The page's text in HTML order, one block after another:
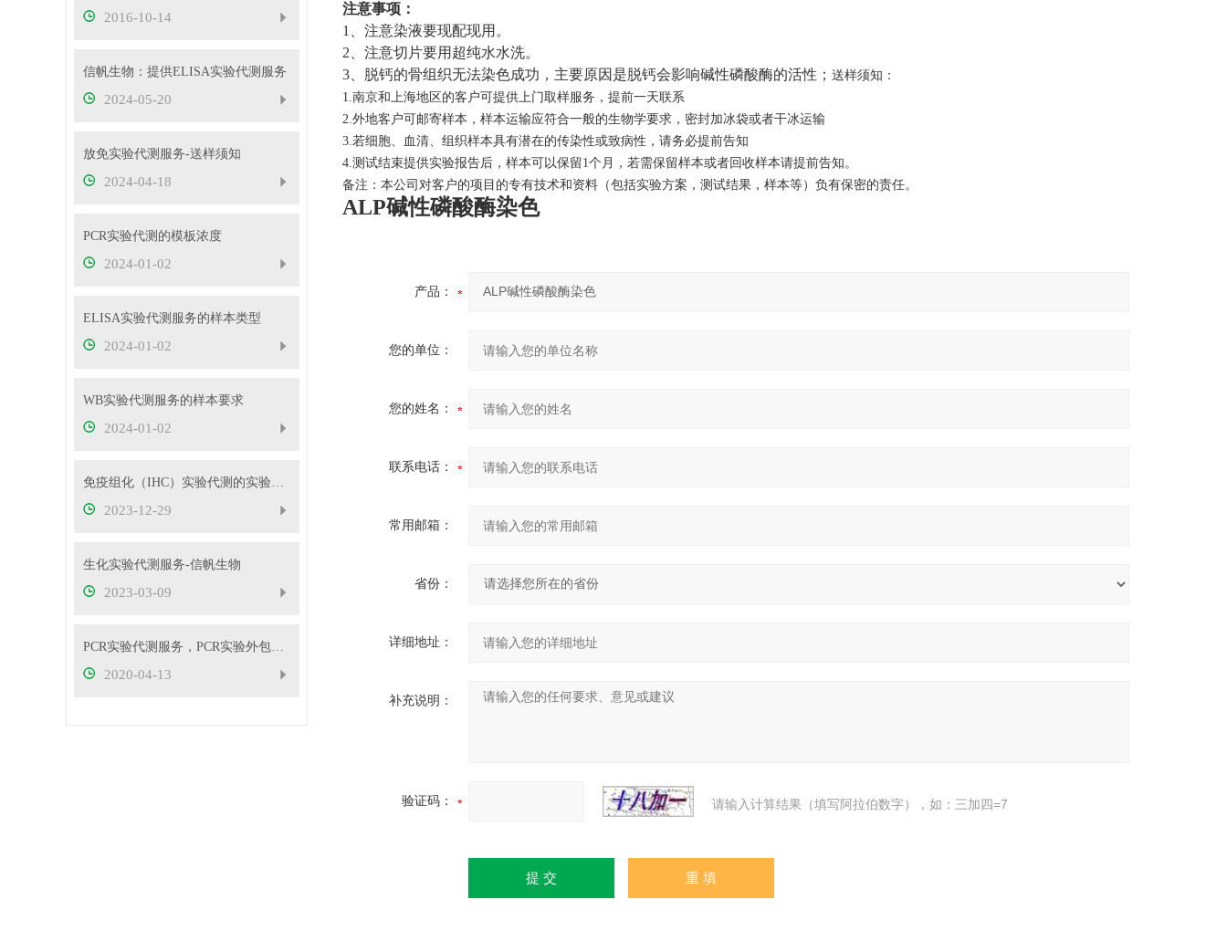
2016-10-14
信帆生物：提供ELISA实验代测服务
2024-05-20
放免实验代测服务-送样须知
2024-04-18
PCR实验代测的模板浓度
2024-01-02
ELISA实验代测服务的样本类型
2024-01-02
WB实验代测服务的样本要求
2024-01-02
免疫组化（IHC）实验代测的实验要求
2023-12-29
生化实验代测服务-信帆生物
2023-03-09
PCR实验代测服务，PCR实验外包服务
2020-04-13
注意事项：
1
、注意染液要现配现用。
2 、注意切片要用超纯水水洗。
3 、脱钙的骨组织无法染色成功，主要原因是脱钙会影响碱性磷酸酶的活性； 送样须知：
1.南京和上海地区的客户可提供上门取样服务，提前一天联系
2.外地客户可邮寄样本，样本运输应符合一般的生物学要求，密封加冰袋或者干冰运输
3.若细胞、血清、组织样本具有潜在的传染性或致病性，请务必提前告知
4.测试结束提供实验报告后，样本可以保留1个月，若需保留样本或者回收样本请提前告知。
备注：本公司对客户的项目的专有技术和资料（包括实验方案，测试结果，样本等）负有保密的责任。
ALP碱性磷酸酶染色
产品：
您的单位：
您的姓名：
联系电话：
常用邮箱：
省份：
详细地址：
补充说明：
验证码： 请输入计算结果（填写阿拉伯数字），如：三加四=7